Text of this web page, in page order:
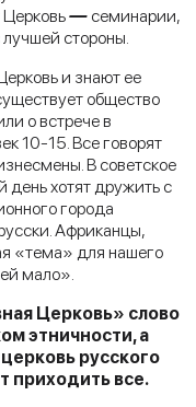
Церковь— семинарии,
стороны.
и знают ее
общество
о встрече в
10-15. Все говорят
В советское
день хотят дружить с
города
Африканцы,
«тема» для нашего
мало».
Церковь» слово
этничности, а
русского
приходить все.